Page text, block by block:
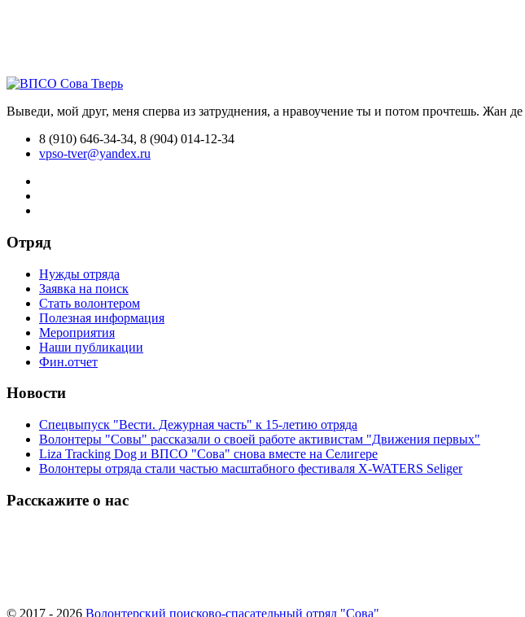
Выведи, мой друг, меня сперва из затруднения, а нравоучение ты и потом прочтешь. Жан де
8 (910) 646-34-34, 8 (904) 014-12-34
vpso-tver@yandex.ru
Отряд
Нужды отряда
Заявка на поиск
Стать волонтером
Полезная информация
Мероприятия
Наши публикации
Фин.отчет
Новости
Спецвыпуск "Вести. Дежурная часть" к 15-летию отряда
Волонтеры "Совы" рассказали о своей работе активистам "Движения первых"
Liza Tracking Dog и ВПСО "Сова" снова вместе на Селигере
Волонтеры отряда стали частью масштабного фестиваля X-WATERS Seliger
Расскажите о нас
© 2017 - 2026 Волонтерский поисково-спасательный отряд "Сова"